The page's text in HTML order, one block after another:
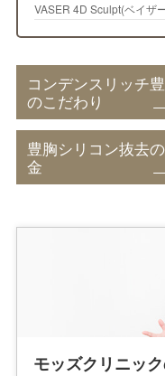
VASER 4D Sculpt(ベイザ
コンデンスリッチ
のこだわり
豊胸シリコン抜去
金
モッズクリニッ